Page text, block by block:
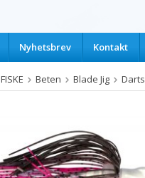
Nyhetsbrev Kontakt
FISKE Beten Blade Jig Darts